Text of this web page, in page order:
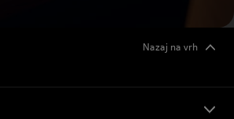
Nazaj na vrh